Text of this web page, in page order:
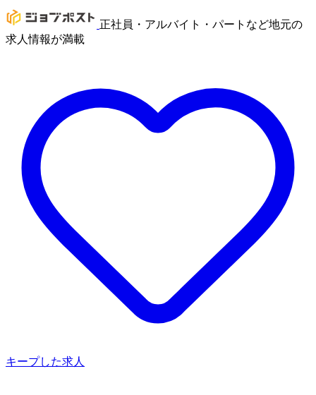
正社員・アルバイト・パートなど地元の
求人情報が満載
キープした求人